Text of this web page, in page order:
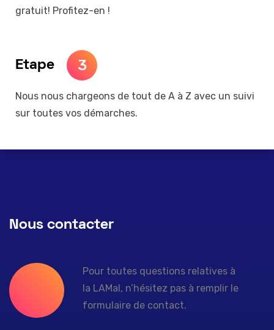
gratuit! Profitez-en !
Etape 3
Nous nous chargeons de tout de A à Z avec un suivi
sur toutes vos démarches.
Nous contacter
Pour toutes questions relatives à
la LAMal, n’hésitez pas à remplir le
formulaire de contact.